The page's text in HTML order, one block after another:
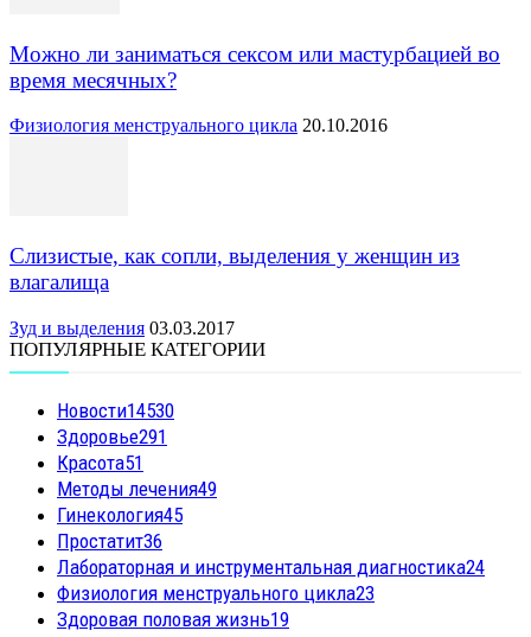
Можно ли заниматься сексом или мастурбацией во
время месячных?
Физиология менструального цикла 20.10.2016
Слизистые, как сопли, выделения у женщин из
влагалища
Зуд и выделения 03.03.2017
ПОПУЛЯРНЫЕ КАТЕГОРИИ
Новости14530
Здоровье291
Красота51
Методы лечения49
Гинекология45
Простатит36
Лабораторная и инструментальная диагностика24
Физиология менструального цикла23
Здоровая половая жизнь19